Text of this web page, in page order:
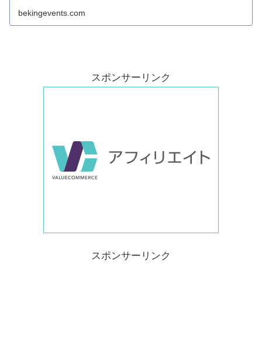
bekingevents.com
スポンサーリンク
スポンサーリンク